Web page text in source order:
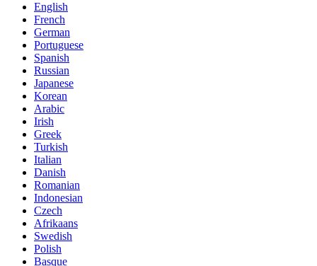
English
French
German
Portuguese
Spanish
Russian
Japanese
Korean
Arabic
Irish
Greek
Turkish
Italian
Danish
Romanian
Indonesian
Czech
Afrikaans
Swedish
Polish
Basque